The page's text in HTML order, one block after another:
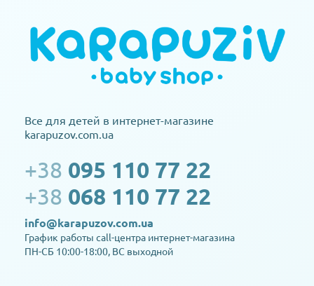
Все для детей в интернет-магазине
karapuzov.com.ua
+38 095 110 77 22
+38 068 110 77 22
info@karapuzov.com.ua
График работы call-центра интернет-магазина
ПН-СБ 10:00-18:00, ВС выходной